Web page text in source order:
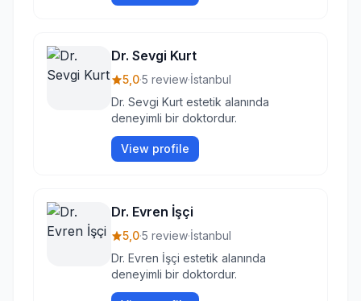
Dr. Sevgi Kurt
5,0·5 review·İstanbul
Dr. Sevgi Kurt estetik alanında
deneyimli bir doktordur.
View profile
Dr. Evren İşçi
5,0·5 review·İstanbul
Dr. Evren İşçi estetik alanında
deneyimli bir doktordur.